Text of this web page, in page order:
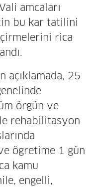
amcaları
bu kar tatilini
rica
açıklamada, 25
örgün ve
rehabilitasyon
ögretime 1 gün
kamu
engelli,